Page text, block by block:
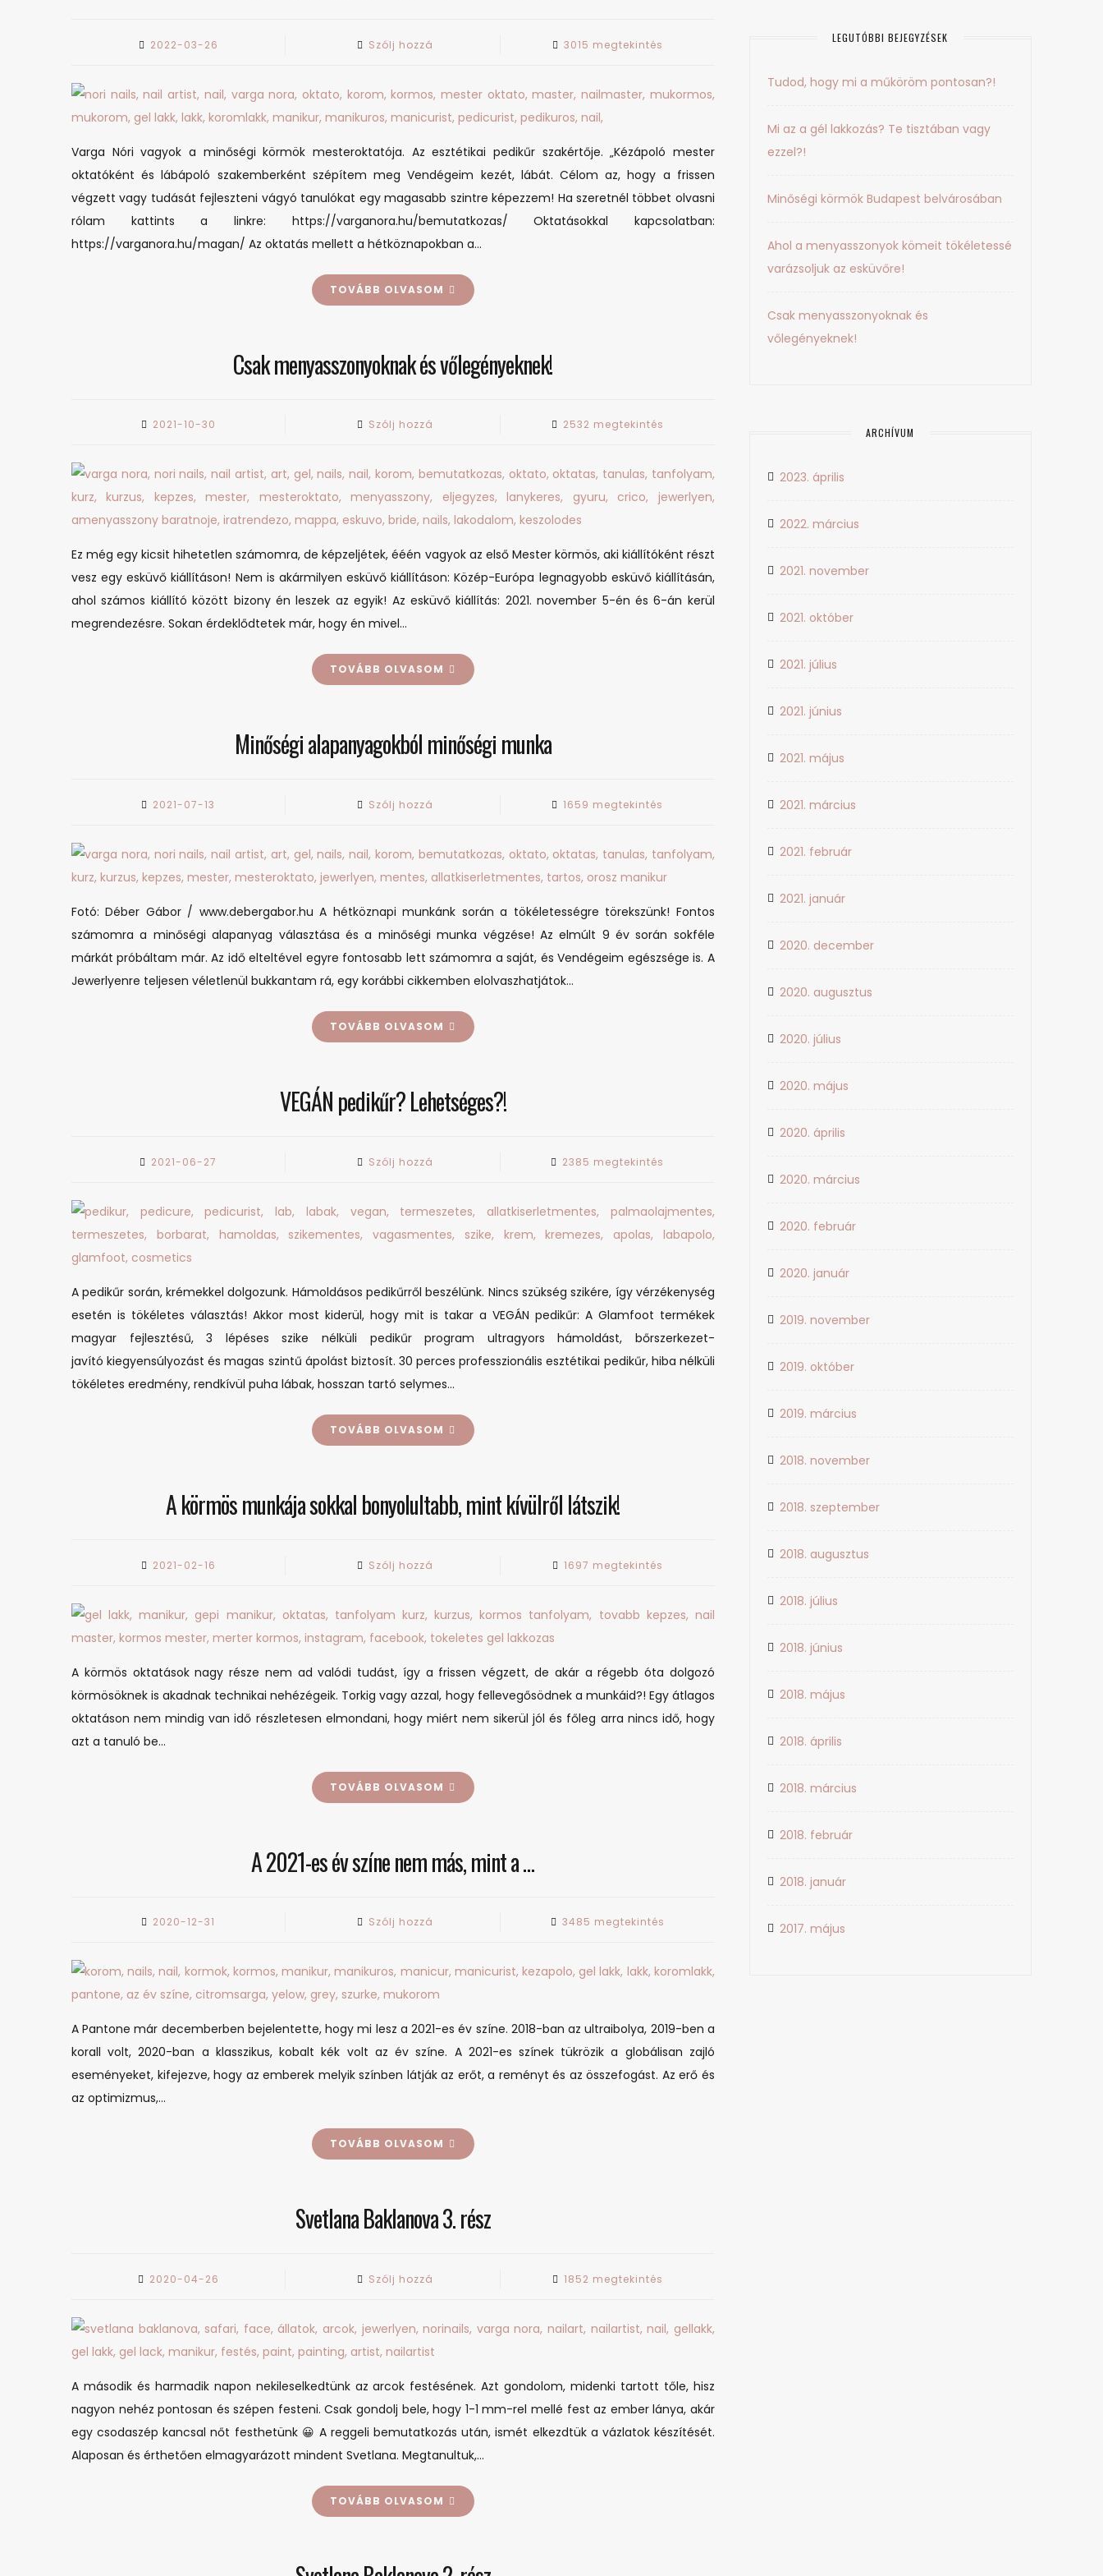
2022-03-26 Szólj hozzá
Budapest
belvárosában
3015 megtekintés
Varga Nóri vagyok a minőségi körmök mesteroktatója. Az esztétikai pedikűr szakértője. „Kézápoló mester
oktatóként és lábápoló szakemberként szépítem meg Vendégeim kezét, lábát. Célom az, hogy a frissen
végzett vagy tudását fejleszteni vágyó tanulókat egy magasabb szintre képezzem! Ha szeretnél többet olvasni
rólam kattints a linkre: https://varganora.hu/bemutatkozas/ Oktatásokkal kapcsolatban:
https://varganora.hu/magan/ Az oktatás mellett a hétköznapokban a…
TOVÁBB OLVASOM
Csak menyasszonyoknak és vőlegényeknek!
2021-10-30 Szólj hozzá
és
vőlegényeknek!
2532 megtekintés
Ez még egy kicsit hihetetlen számomra, de képzeljétek, ééén vagyok az első Mester körmös, aki kiállítóként részt
vesz egy esküvő kiállításon! Nem is akármilyen esküvő kiállításon: Közép-Európa legnagyobb esküvő kiállításán,
ahol számos kiállító között bizony én leszek az egyik! Az esküvő kiállítás: 2021. november 5-én és 6-án kerül
megrendezésre. Sokan érdeklődtetek már, hogy én mivel…
TOVÁBB OLVASOM
Minőségi alapanyagokból minőségi munka
2021-07-13 Szólj hozzá
minőségi
munka
1659 megtekintés
Fotó: Déber Gábor / www.debergabor.hu A hétköznapi munkánk során a tökéletességre törekszünk! Fontos
számomra a minőségi alapanyag választása és a minőségi munka végzése! Az elmúlt 9 év során sokféle
márkát próbáltam már. Az idő elteltével egyre fontosabb lett számomra a saját, és Vendégeim egészsége is. A
Jewerlyenre teljesen véletlenül bukkantam rá, egy korábbi cikkemben elolvaszhatjátok…
TOVÁBB OLVASOM
VEGÁN pedikűr? Lehetséges?!
2021-06-27 Szólj hozzá
Lehetséges?!
2385 megtekintés
A pedikűr során, krémekkel dolgozunk. Hámoldásos pedikűrről beszélünk. Nincs szükség szikére, így vérzékenység
esetén is tökéletes választás! Akkor most kiderül, hogy mit is takar a VEGÁN pedikűr: A Glamfoot termékek
magyar fejlesztésű, 3 lépéses szike nélküli pedikűr program ultragyors hámoldást, bőrszerkezet-
javító kiegyensúlyozást és magas szintű ápolást biztosít. 30 perces professzionális esztétikai pedikűr, hiba nélküli
tökéletes eredmény, rendkívül puha lábak, hosszan tartó selymes…
TOVÁBB OLVASOM
A körmös munkája sokkal bonyolultabb, mint kívülről látszik!
2021-02-16 Szólj hozzá
munkája
sokkal
kívülről
látszik!
1697 megtekintés
A körmös oktatások nagy része nem ad valódi tudást, így a frissen végzett, de akár a régebb óta dolgozó
körmösöknek is akadnak technikai nehézégeik. Torkig vagy azzal, hogy fellevegősödnek a munkáid?! Egy átlagos
oktatáson nem mindig van idő részletesen elmondani, hogy miért nem sikerül jól és főleg arra nincs idő, hogy
azt a tanuló be…
TOVÁBB OLVASOM
A 2021-es év színe nem más, mint a …
2020-12-31 Szólj hozzá
es
év
más,
mint
3485 megtekintés
A Pantone már decemberben bejelentette, hogy mi lesz a 2021-es év színe. 2018-ban az ultraibolya, 2019-ben a
korall volt, 2020-ban a klasszikus, kobalt kék volt az év színe. A 2021-es színek tükrözik a globálisan zajló
eseményeket, kifejezve, hogy az emberek melyik színben látják az erőt, a reményt és az összefogást. Az erő és
az optimizmus,…
TOVÁBB OLVASOM
Svetlana Baklanova 3. rész
2020-04-26 Szólj hozzá
3.
rész
1852 megtekintés
A második és harmadik napon nekileselkedtünk az arcok festésének. Azt gondolom, midenki tartott tőle, hisz
nagyon nehéz pontosan és szépen festeni. Csak gondolj bele, hogy 1-1 mm-rel mellé fest az ember lánya, akár
egy csodaszép kancsal nőt festhetünk 😀 A reggeli bemutatkozás után, ismét elkezdtük a vázlatok készítését.
Alaposan és érthetően elmagyarázott mindent Svetlana. Megtanultuk,…
TOVÁBB OLVASOM
LEGUTÓBBI BEJEGYZÉSEK
Tudod, hogy mi a műköröm pontosan?!
Mi az a gél lakkozás? Te tisztában vagy
ezzel?!
Minőségi körmök Budapest belvárosában
Ahol a menyasszonyok kömeit tökéletessé
varázsoljuk az esküvőre!
Csak menyasszonyoknak és
vőlegényeknek!
ARCHÍVUM
2023. április
2022. március
2021. november
2021. október
2021. július
2021. június
2021. május
2021. március
2021. február
2021. január
2020. december
2020. augusztus
2020. július
2020. május
2020. április
2020. március
2020. február
2020. január
2019. november
2019. október
2019. március
2018. november
2018. szeptember
2018. augusztus
2018. július
2018. június
2018. május
2018. április
2018. március
2018. február
2018. január
2017. május